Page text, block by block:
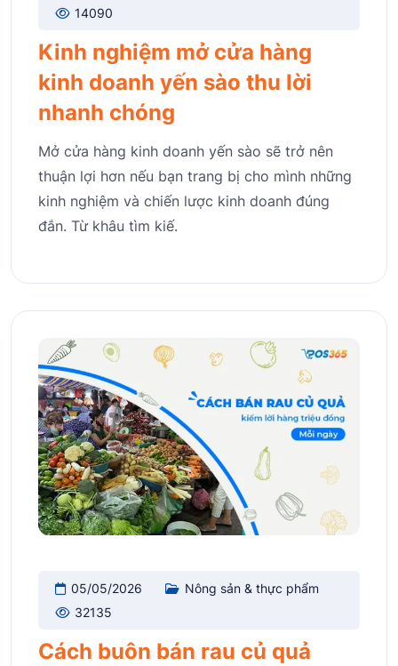
14090
Kinh nghiệm mở cửa hàng
kinh doanh yến sào thu lời
nhanh chóng
Mở cửa hàng kinh doanh yến sào sẽ trở nên
thuận lợi hơn nếu bạn trang bị cho mình những
kinh nghiệm và chiến lược kinh doanh đúng
đắn. Từ khâu tìm kiế.
05/05/2026
Nông sản & thực phẩm
32135
Cách buôn bán rau củ quả